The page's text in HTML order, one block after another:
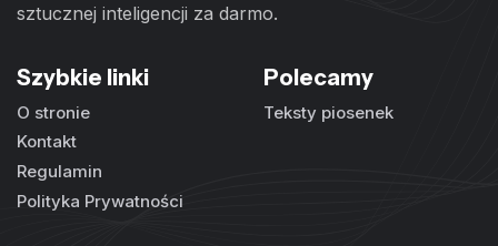
sztucznej inteligencji za darmo.
Szybkie linki
O stronie
Kontakt
Regulamin
Polityka Prywatności
Polecamy
Teksty piosenek